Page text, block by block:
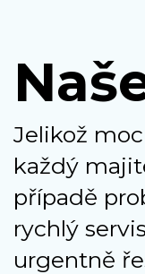
Jelikož
každý
případě
rychlý
urgentně